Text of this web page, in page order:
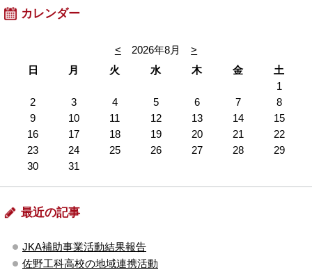
カレンダー
< 2026年8月
>
日
月 火 水 木 金
土
1
2
3 4 5 6 7
8
9
10 11 12 13 14
15
16
17 18 19 20 21
22
23
24 25 26 27 28
29
30
31
最近の記事
JKA補助事業活動結果報告
佐野工科高校の地域連携活動